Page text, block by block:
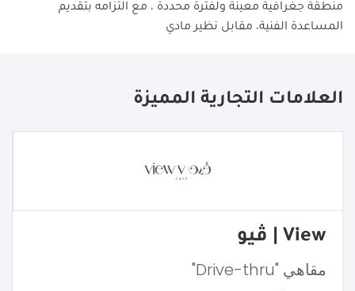
منطقة جغرافية معينة ولفترة محددة ، مع التزامه بتقديم
المساعدة الفنية، مقابل نظير مادي
العلامات التجارية المميزة
View | ڤيو
مقاهي "Drive-thru"